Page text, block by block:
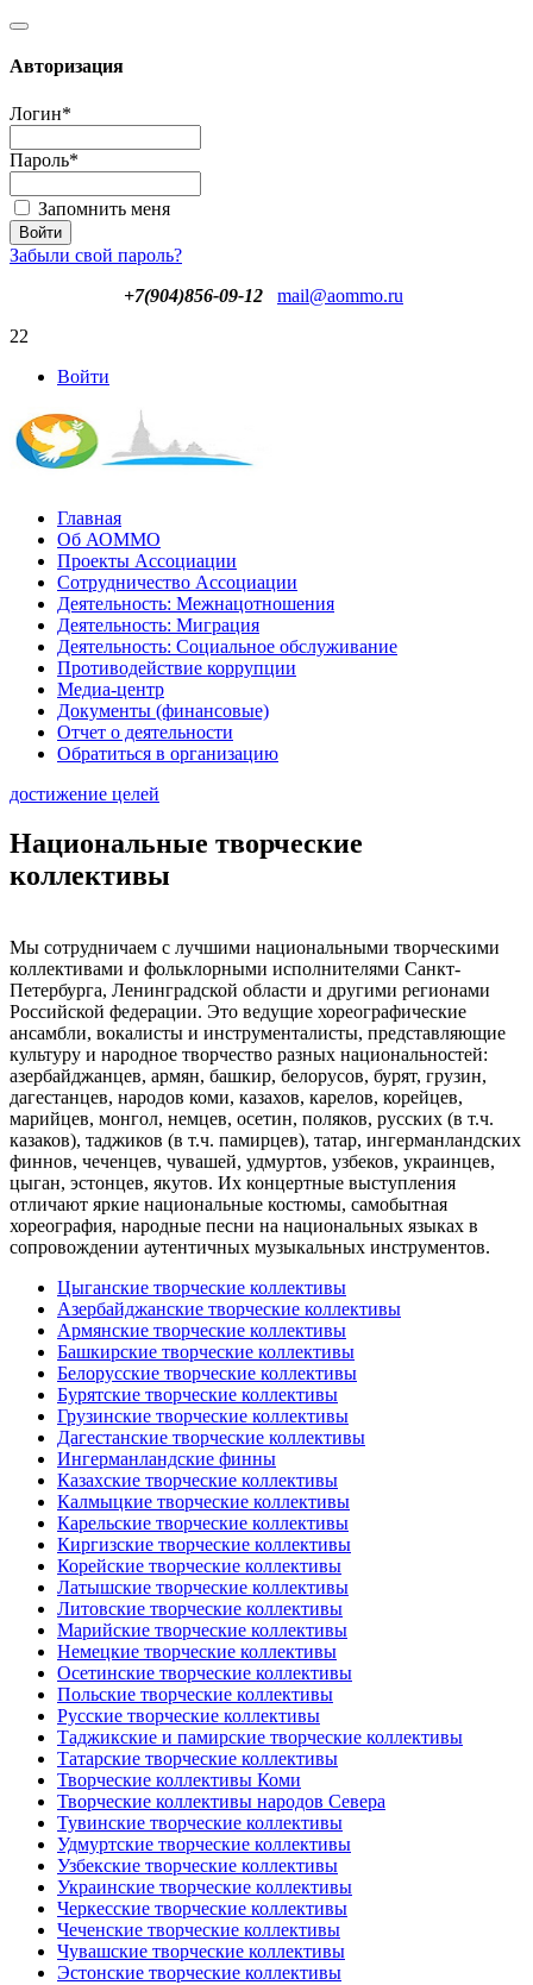
Авторизация
Логин*
Пароль*
Запомнить меня
Забыли свой пароль?
+7(904)856-09-12
mail@aommo.ru
22
Войти
Главная
Об АОММО
Проекты Ассоциации
Сотрудничество Ассоциации
Деятельность: Межнацотношения
Деятельность: Миграция
Деятельность: Социальное обслуживание
Противодействие коррупции
Медиа-центр
Документы (финансовые)
Отчет о деятельности
Обратиться в организацию
достижение целей
Национальные творческие
коллективы
Мы сотрудничаем с лучшими национальными творческими
коллективами и фольклорными исполнителями Санкт-
Петербурга, Ленинградской области и другими регионами
Российской федерации. Это ведущие хореографические
ансамбли, вокалисты и инструменталисты, представляющие
культуру и народное творчество разных национальностей:
азербайджанцев, армян, башкир, белорусов, бурят, грузин,
дагестанцев, народов коми, казахов, карелов, корейцев,
марийцев, монгол, немцев, осетин, поляков, русских (в т.ч.
казаков), таджиков (в т.ч. памирцев), татар, ингерманландских
финнов, чеченцев, чувашей, удмуртов, узбеков, украинцев,
цыган, эстонцев, якутов. Их концертные выступления
отличают яркие национальные костюмы, самобытная
хореография, народные песни на национальных языках в
сопровождении аутентичных музыкальных инструментов.
Цыганские творческие коллективы
Азербайджанские творческие коллективы
Армянские творческие коллективы
Башкирские творческие коллективы
Белорусские творческие коллективы
Бурятские творческие коллективы
Грузинские творческие коллективы
Дагестанские творческие коллективы
Ингерманландские финны
Казахские творческие коллективы
Калмыцкие творческие коллективы
Карельские творческие коллективы
Киргизские творческие коллективы
Корейские творческие коллективы
Латышские творческие коллективы
Литовские творческие коллективы
Марийские творческие коллективы
Немецкие творческие коллективы
Осетинские творческие коллективы
Польские творческие коллективы
Русские творческие коллективы
Таджикские и памирские творческие коллективы
Татарские творческие коллективы
Творческие коллективы Коми
Творческие коллективы народов Севера
Тувинские творческие коллективы
Удмуртские творческие коллективы
Узбекские творческие коллективы
Украинские творческие коллективы
Черкесские творческие коллективы
Чеченские творческие коллективы
Чувашские творческие коллективы
Эстонские творческие коллективы